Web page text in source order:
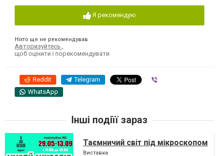
Я рекомендую
Ніхто ще не рекомендував
Авторизуйтесь
щоб оцінити і порекомендувати
Reddit Telegram
WhatsApp
Інші подіїї зараз
Таємничий світ під мікроскопом
Виставка